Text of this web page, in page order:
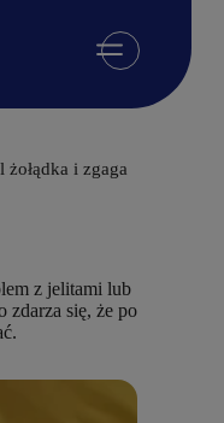
żołądka i zgaga
z jelitami lub
zdarza się, że po